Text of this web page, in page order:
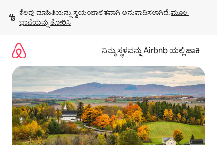
ಹೋಗಿ
ಕೆಲವು ಮಾಹಿತಿಯನ್ನು ಸ್ವಯಂಚಾಲಿತವಾಗಿ ಅನುವಾದಿಸಲಾಗಿದೆ. ಮೂಲ
ಭಾಷೆಯನ್ನು ತೋರಿಸಿ
ನಿಮ್ಮ ಸ್ಥಳವನ್ನು Airbnb ಯಲ್ಲಿ ಹಾಕಿ